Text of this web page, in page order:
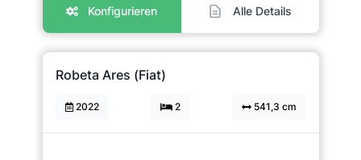
Konfigurieren Alle Details
Robeta Ares (Fiat)
2022 2 541,3 cm